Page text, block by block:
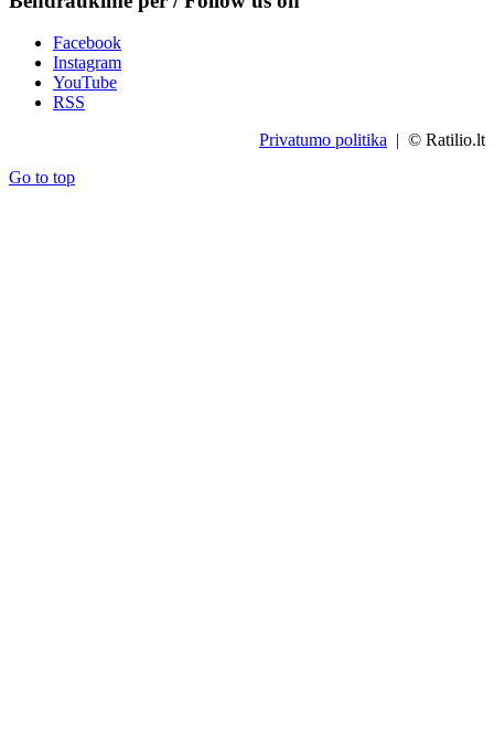
Facebook
Instagram
YouTube
RSS
Privatumo politika | © Ratilio.lt
Go to top